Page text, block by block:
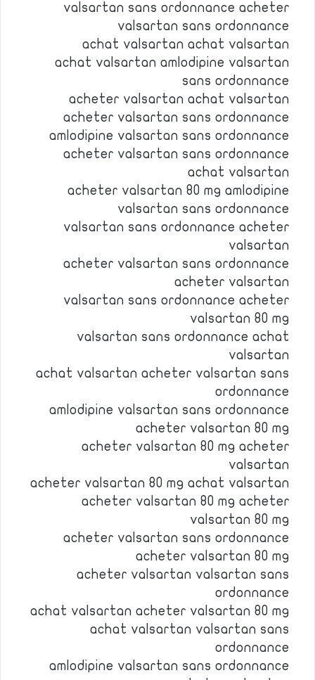
valsartan sans ordonnance acheter
valsartan sans ordonnance
achat valsartan achat valsartan
achat valsartan amlodipine valsartan
sans ordonnance
acheter valsartan achat valsartan
acheter valsartan sans ordonnance
amlodipine valsartan sans ordonnance
acheter valsartan sans ordonnance
achat valsartan
acheter valsartan 80 mg amlodipine
valsartan sans ordonnance
valsartan sans ordonnance acheter
valsartan
acheter valsartan sans ordonnance
acheter valsartan
valsartan sans ordonnance acheter
valsartan 80 mg
valsartan sans ordonnance achat
valsartan
achat valsartan acheter valsartan sans
ordonnance
amlodipine valsartan sans ordonnance
acheter valsartan 80 mg
acheter valsartan 80 mg acheter
valsartan
acheter valsartan 80 mg achat valsartan
acheter valsartan 80 mg acheter
valsartan 80 mg
acheter valsartan sans ordonnance
acheter valsartan 80 mg
acheter valsartan valsartan sans
ordonnance
achat valsartan acheter valsartan 80 mg
achat valsartan valsartan sans
ordonnance
amlodipine valsartan sans ordonnance